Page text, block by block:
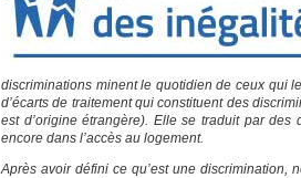
discriminations minent le quotidien de ceux qui
d’écarts de traitement qui constituent des
est d’origine étrangère). Elle se traduit par des
encore dans l’accès au logement.
Après avoir défini ce qu’est une discrimination,